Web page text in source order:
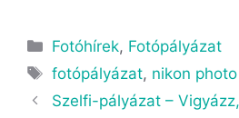
Fotóhírek, Fotópályázat
fotópályázat, nikon
Szelfi-pályázat –